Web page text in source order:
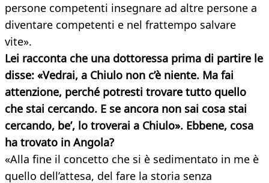
persone competenti insegnare ad altre persone a
diventare competenti e nel frattempo salvare
vite».
Lei racconta che una dottoressa prima di partire le
disse: «Vedrai, a Chiulo non c’è niente. Ma fai
attenzione, perché potresti trovare tutto quello
che stai cercando. E se ancora non sai cosa stai
cercando, be’, lo troverai a Chiulo». Ebbene, cosa
ha trovato in Angola?
«Alla fine il concetto che si è sedimentato in me è
quello dell’attesa, del fare la storia senza